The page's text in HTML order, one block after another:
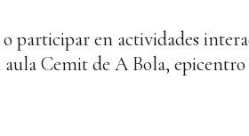
participar en actividades
aula Cemit de A Bola,